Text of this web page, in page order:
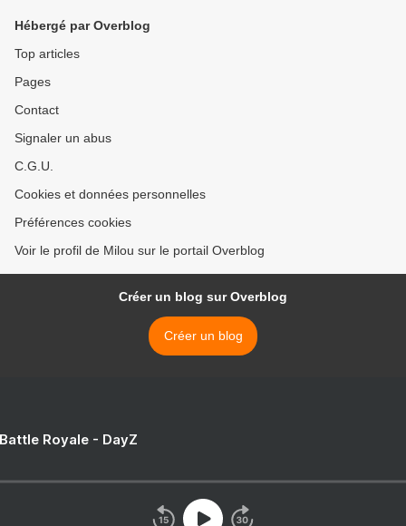
Hébergé par Overblog
Top articles
Pages
Contact
Signaler un abus
C.G.U.
Cookies et données personnelles
Préférences cookies
Voir le profil de Milou sur le portail Overblog
Créer un blog sur Overblog
Créer un blog
Royale - DayZ